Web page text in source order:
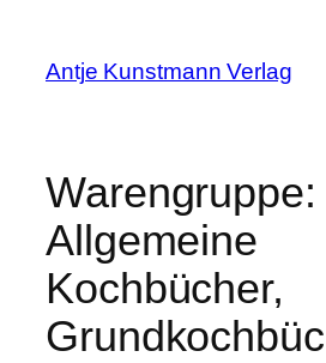
springen
Antje Kunstmann Verlag
Warengruppe:
Allgemeine
Kochbücher,